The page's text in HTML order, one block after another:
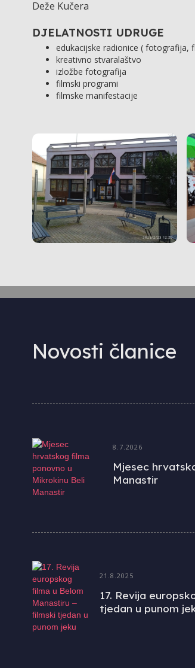
Deže Kučera
DJELATNOSTI UDRUGE
edukacijske radionice ( fotografija,
kreativno stvaralaštvo
izložbe fotografija
filmski programi
filmske manifestacije
Novosti članice
8.7.2026
Mjesec
Manastir
21.8.2025
17. Revija
tjedan u punom